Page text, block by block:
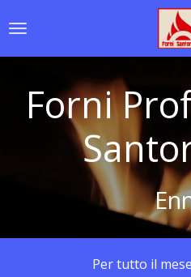
al
contenuto
Forni
Per tutto il